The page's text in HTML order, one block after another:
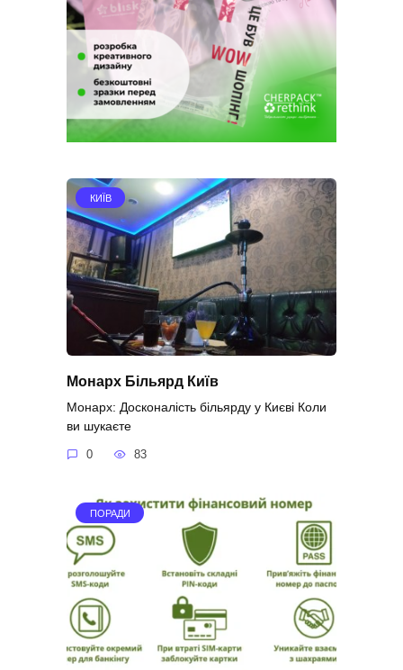
КИЇВ
Монарх Більярд Київ
Монарх: Досконалість більярду у Києві Коли
ви шукаєте
0 83
ПОРАДИ